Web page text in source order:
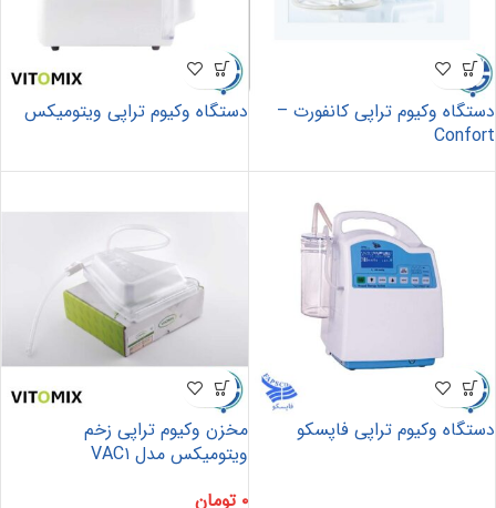
دستگاه وکیوم تراپی کانفورت –
Confort
دستگاه وکیوم تراپی ویتومیکس
دستگاه وکیوم تراپی فاپسکو
مخزن وکیوم تراپی زخم
ویتومیکس مدل VAC۱
۰ تومان